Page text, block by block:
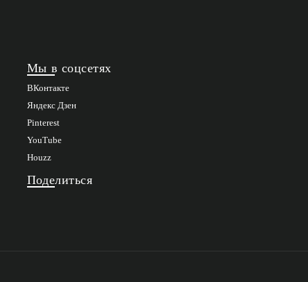
Мы в соцсетях
ВКонтакте
Яндекс Дзен
Pinterest
YouTube
Houzz
Поделиться